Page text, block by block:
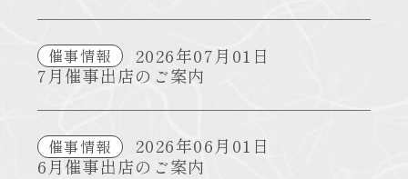
催事情報
2026年07月01日
7月催事出店のご案内
催事情報
2026年06月01日
6月催事出店のご案内